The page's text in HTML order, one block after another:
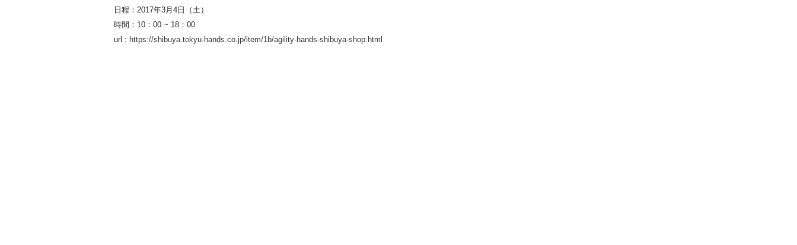
日程：2017年3月4日（土）
時間：10：00 ~ 18：00
url : https://shibuya.tokyu-hands.co.jp/item/1b/agility-hands-shibuya-shop.html